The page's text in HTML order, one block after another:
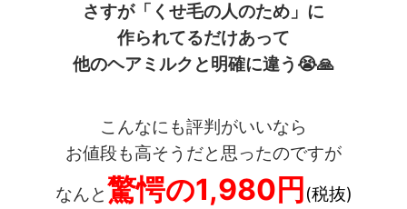
さすが「くせ毛の人のため」に
作られてるだけあって
他のヘアミルクと明確に違う 😭🙏
こんなにも評判がいいなら
お値段も高そうだと思ったのですが
なんと驚愕の1,980円 (税抜)